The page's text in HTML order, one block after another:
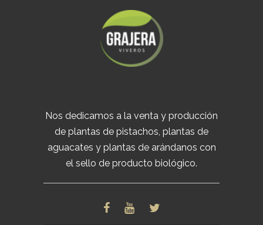
Nos dedicamos a la venta y producción
de plantas de pistachos, plantas de
aguacates y plantas de arándanos con
el sello de producto biológico.